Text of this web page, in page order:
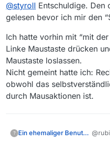
(
und
plus
@styroll Entschuldige. Den
gelesen bevor ich mir den
Ich hatte vorhin mit “mit
Linke Maustaste drücken
Maustaste loslassen.
Nicht gemeint hatte ich:
obwohl das
durch Mausaktionen ist.
? Ein ehemaliger Benutzer